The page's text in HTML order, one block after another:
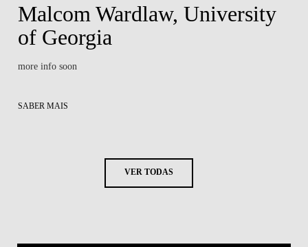
Malcom Wardlaw, University
of Georgia
more info soon
SABER MAIS
VER TODAS